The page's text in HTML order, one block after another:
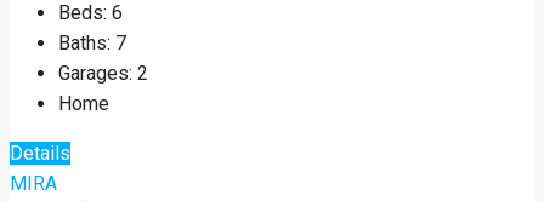
Beds: 6
Baths: 7
Garages: 2
Home
Details
MIRA